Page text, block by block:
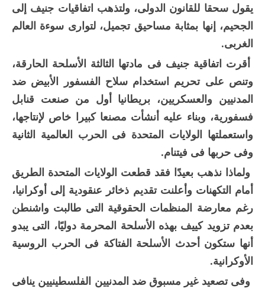
يقول سحقا للقانون الدولى، ولتذهب اتفاقيات جنيف إلى
الجحيم، إنها بمثابة مساحيق تجميل، لتوارى سوءة العالم
الغربى.
أقرت اتفاقية جنيف فى مادتها الثالثة الأسلحة الحارقة،
وتنص على تحريم استخدام سلاح الفسفور الأبيض ضد
المدنيين والعسكريين، بريطانيا أول من صنعت قنابل
فسفورية، وبناء عليه أنشأت مصنعا كبيرا خاص لإنتاجها،
واستعملتها الولايات المتحدة فى الحرب العالمية الثانية
وفى حربها فى فيتنام.
ولماذا نذهب بعيدًا فقد قطعت الولايات المتحدة الطريق
أمام التكهنات وأعلنت تقديم ذخائر عنقودية إلى أوكرانيا،
رغم معارضة المنظمات الحقوقية التى طالبت واشنطن
بعدم تزويد كييف بهذه الأسلحة المحرمة دوليًا، التى يبدو
أنها ستكون أحدث الأسلحة الفتاكة فى الحرب الروسية
الأوكرانية.
وفى تصعيد غير مسبوق ضد المدنيين الفلسطينيين ينافى